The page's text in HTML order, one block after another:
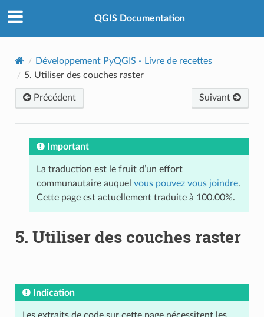
QGIS Documentation
Développement PyQGIS - Livre de recettes
5. Utiliser des couches raster
Précédent Suivant
Important
La traduction est le fruit d’un effort
communautaire auquel vous pouvez vous joindre.
Cette page est actuellement traduite à 100.00%.
5. Utiliser des couches raster
Indication